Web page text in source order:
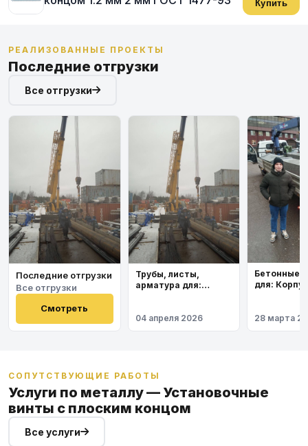
Купить
РЕАЛИЗОВАННЫЕ ПРОЕКТЫ
Последние отгрузки
Все отгрузки
Последние отгрузки
Все отгрузки
Смотреть
Трубы, листы,
арматура для:
04 апреля 2026
Бетонные
для:
28 марта
СОПУТСТВУЮЩИЕ РАБОТЫ
Услуги по металлу — Установочные
винты с плоским концом
Все услуги